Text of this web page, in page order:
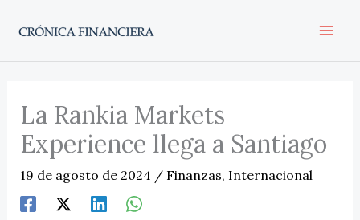
La Rankia Markets
Experience llega a Santiago
19 de agosto de 2024 / Finanzas, Internacional